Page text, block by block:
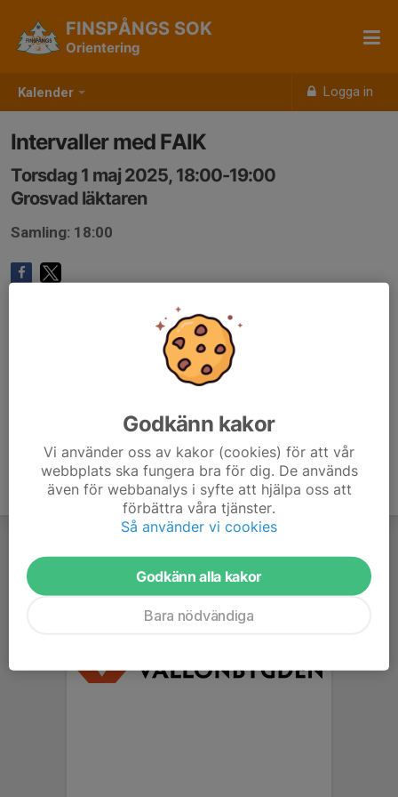
Kalender Logga in
FINSPÅNGS SOK
Orientering
Intervaller med FAIK
Torsdag 1 maj 2025, 18:00-19:00
Grosvad läktaren
Samling: 18:00
Godkänn kakor
Vi använder oss av kakor (cookies) för att vår
webbplats ska fungera bra för dig. De används
även för webbanalys i syfte att hjälpa oss att
förbättra våra tjänster.
Så använder vi cookies
Godkänn alla kakor
Bara nödvändiga